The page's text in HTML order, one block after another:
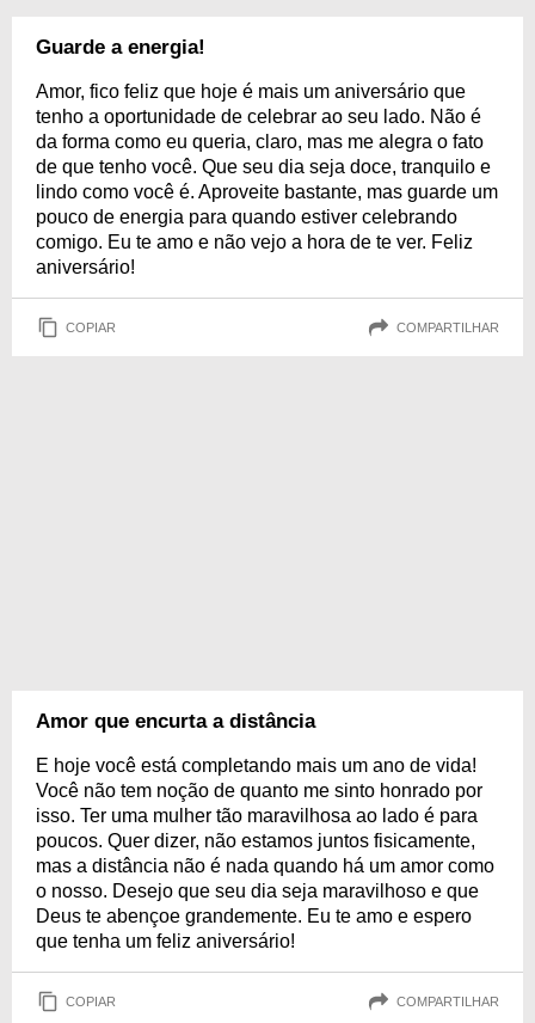
Guarde a energia!
Amor, fico feliz que hoje é mais um aniversário que
tenho a oportunidade de celebrar ao seu lado. Não é
da forma como eu queria, claro, mas me alegra o fato
de que tenho você. Que seu dia seja doce, tranquilo e
lindo como você é. Aproveite bastante, mas guarde um
pouco de energia para quando estiver celebrando
comigo. Eu te amo e não vejo a hora de te ver. Feliz
aniversário!
COPIAR COMPARTILHAR
Amor que encurta a distância
E hoje você está completando mais um ano de vida!
Você não tem noção de quanto me sinto honrado por
isso. Ter uma mulher tão maravilhosa ao lado é para
poucos. Quer dizer, não estamos juntos fisicamente,
mas a distância não é nada quando há um amor como
o nosso. Desejo que seu dia seja maravilhoso e que
Deus te abençoe grandemente. Eu te amo e espero
que tenha um feliz aniversário!
COPIAR COMPARTILHAR